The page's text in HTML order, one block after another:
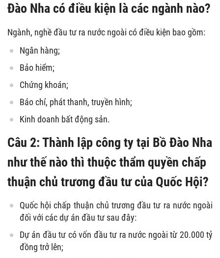
Đào Nha có điều kiện là các ngành nào?
Ngành, nghề đầu tư ra nước ngoài có điều kiện bao gồm:
Ngân hàng;
Bảo hiểm;
Chứng khoán;
Báo chí, phát thanh, truyền hình;
Kinh doanh bất động sản.
Câu 2: Thành lập công ty tại Bồ Đào Nha
như thế nào thì thuộc thẩm quyền chấp
thuận chủ trương đầu tư của Quốc Hội?
Quốc hội chấp thuận chủ trương đầu tư ra nước ngoài
đối với các dự án đầu tư sau đây:
Dự án đầu tư có vốn đầu tư ra nước ngoài từ 20.000 tỷ
đồng trở lên;